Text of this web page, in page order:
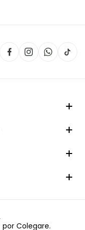
por Colegare.